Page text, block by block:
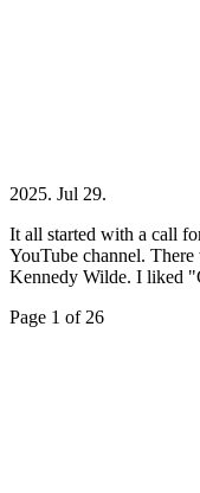
2025. Jul 29.
It all started with a call
YouTube channel.
Kennedy Wilde. I liked
Page 1 of 26